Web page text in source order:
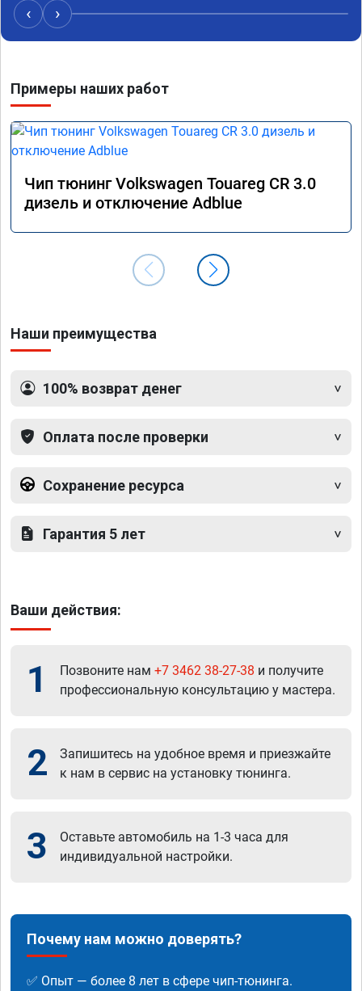
сократился.
Расход топлива не увеличился.
Получил что хотел. Рекомендую.
‹ ›
Примеры наших работ
Чип тюнинг Volkswagen Touareg CR 3.0
дизель и отключение Adblue
Наши преимущества
100% возврат денег
Оплата после проверки
Сохранение ресурса
Гарантия 5 лет
Ваши действия:
1 Позвоните нам +7 3462 38-27-38 и получите
профессиональную консультацию у мастера.
2
Запишитесь на удобное время и приезжайте
к нам в сервис на установку тюнинга.
3
Оставьте автомобиль на 1-3 часа для
индивидуальной настройки.
Почему нам можно доверять?
✅ Опыт — более 8 лет в сфере чип-тюнинга.